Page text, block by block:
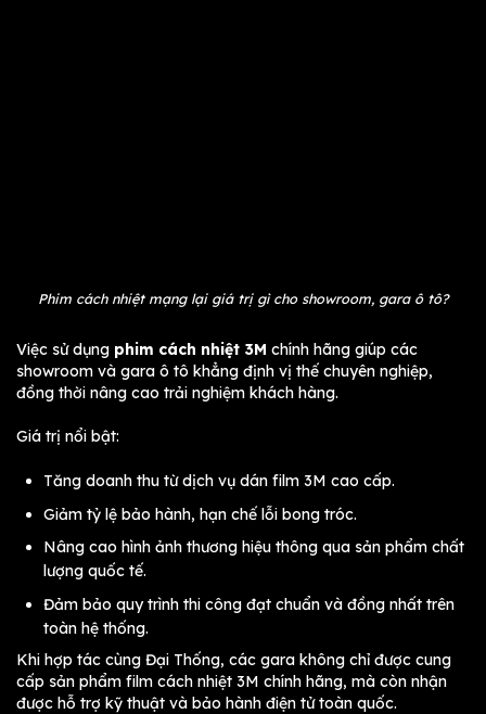
Phim cách nhiệt mạng lại giá trị gì cho showroom, gara ô tô?
Việc sử dụng phim cách nhiệt 3M chính hãng giúp các
showroom và gara ô tô khẳng định vị thế chuyên nghiệp,
đồng thời nâng cao trải nghiệm khách hàng.
Giá trị nổi bật:
Tăng doanh thu từ dịch vụ dán film 3M cao cấp.
Giảm tỷ lệ bảo hành, hạn chế lỗi bong tróc.
Nâng cao hình ảnh thương hiệu thông qua sản phẩm chất
lượng quốc tế.
Đảm bảo quy trình thi công đạt chuẩn và đồng nhất trên
toàn hệ thống.
Khi hợp tác cùng Đại Thống, các gara không chỉ được cung
cấp sản phẩm film cách nhiệt 3M chính hãng, mà còn nhận
được hỗ trợ kỹ thuật và bảo hành điện tử toàn quốc.